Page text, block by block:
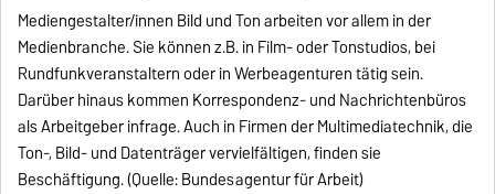
Mediengestalter/innen Bild und Ton arbeiten vor allem in der
Medienbranche. Sie können z.B. in Film- oder Tonstudios, bei
Rundfunkveranstaltern oder in Werbeagenturen tätig sein.
Darüber hinaus kommen Korrespondenz- und Nachrichtenbüros
als Arbeitgeber infrage. Auch in Firmen der Multimediatechnik, die
Ton-, Bild- und Datenträger vervielfältigen, finden sie
Beschäftigung. (Quelle: Bundesagentur für Arbeit)